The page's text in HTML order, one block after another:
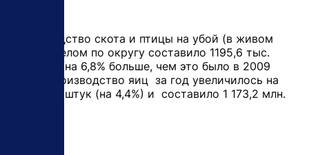
Производство скота и птицы на убой (в живом
весе) в целом по округу составило 1195,6 тыс.
тонн, что на 6,8% больше, чем это было в 2009
году. Производство яиц за год увеличилось на
48,4 млн. штук (на 4,4%) и составило 1 173,2 млн.